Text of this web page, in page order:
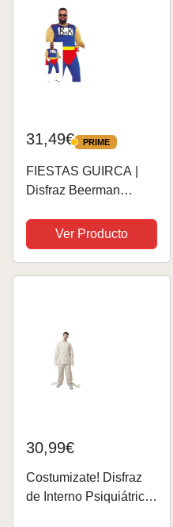
31,49€ PRIME
PRIME
FIESTAS GUIRCA |
Disfraz Beerman
Capa, Cinturón, Mono
y Sujeta Latas -
Disfraces de
Ver Producto
30,99€
Costumizate! Disfraz
de Interno Psiquiátrico